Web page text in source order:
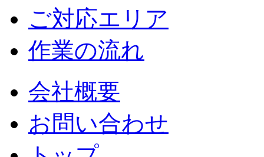
ご対応エリア
作業の流れ
会社概要
お問い合わせ